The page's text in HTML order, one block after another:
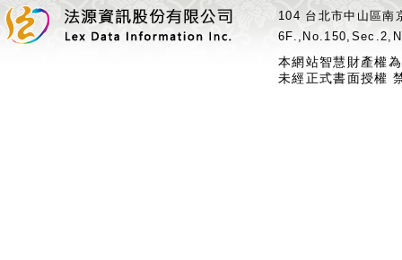
104 台北市中山區
本網站智慧財產權
未經正式書面授權